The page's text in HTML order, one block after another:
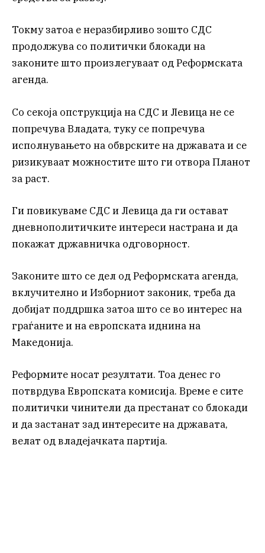
Токму затоа е неразбирливо зошто СДС
продолжува со политички блокади на
законите што произлегуваат од Реформската
агенда.
Со секоја опструкција на СДС и Левица не се
попречува Владата, туку се попречува
исполнувањето на обврските на државата и се
ризикуваат можностите што ги отвора Планот
за раст.
Ги повикуваме СДС и Левица да ги остават
дневнополитичките интереси настрана и да
покажат државничка одговорност.
Законите што се дел од Реформската агенда,
вклучително и Изборниот законик, треба да
добијат поддршка затоа што се во интерес на
граѓаните и на европската иднина на
Македонија.
Реформите носат резултати. Тоа денес го
потврдува Европската комисија. Време е сите
политички чинители да престанат со блокади
и да застанат зад интересите на државата,
велат од владејачката партија.